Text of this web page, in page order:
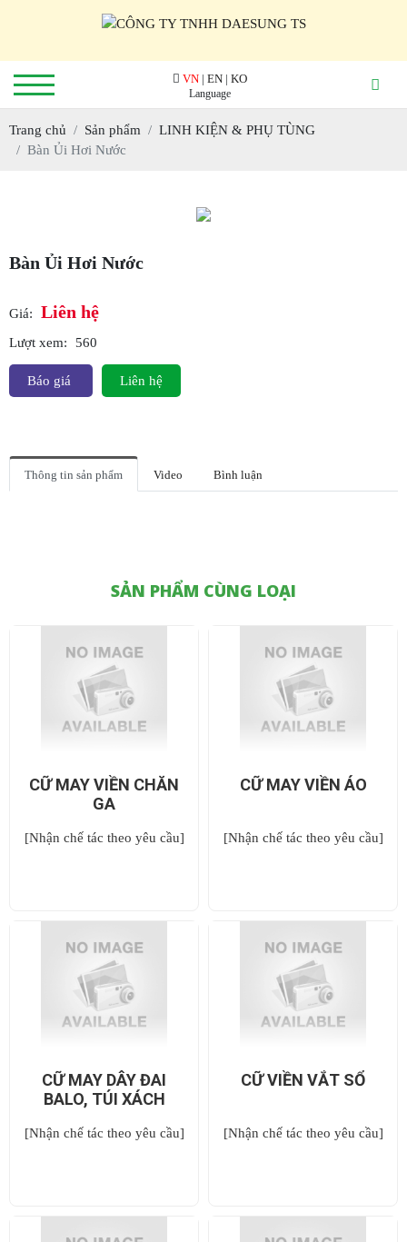
VN | EN | KO
Trang chủ Sản phẩm
LINH KIỆN & PHỤ TÙNG
Bàn Ủi Hơi Nước
Bàn Ủi Hơi Nước
Giá: Liên hệ
Lượt xem: 560
Báo giá Liên hệ
Thông tin sản phẩm Video Bình luận
SẢN PHẨM CÙNG LOẠI
CỮ MAY VIỀN CHĂN
GA
[Nhận chế tác theo yêu cầu]
CỮ MAY VIỀN ÁO
[Nhận chế tác theo yêu cầu]
CỮ MAY DÂY ĐAI
BALO, TÚI XÁCH
[Nhận chế tác theo yêu cầu]
CỮ VIỀN VẮT SỔ
[Nhận chế tác theo yêu cầu]